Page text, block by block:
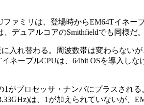
ァミリは、登場時からEM64Tイネー
デュアルコアのSmithfieldでも同様だ。
入れ替わる。周波数帯は変わらない
ネーブルCPUは、64bit OSを導入し
プロセッサ・ナンバにプラスされ
は、1が加えられていないが、